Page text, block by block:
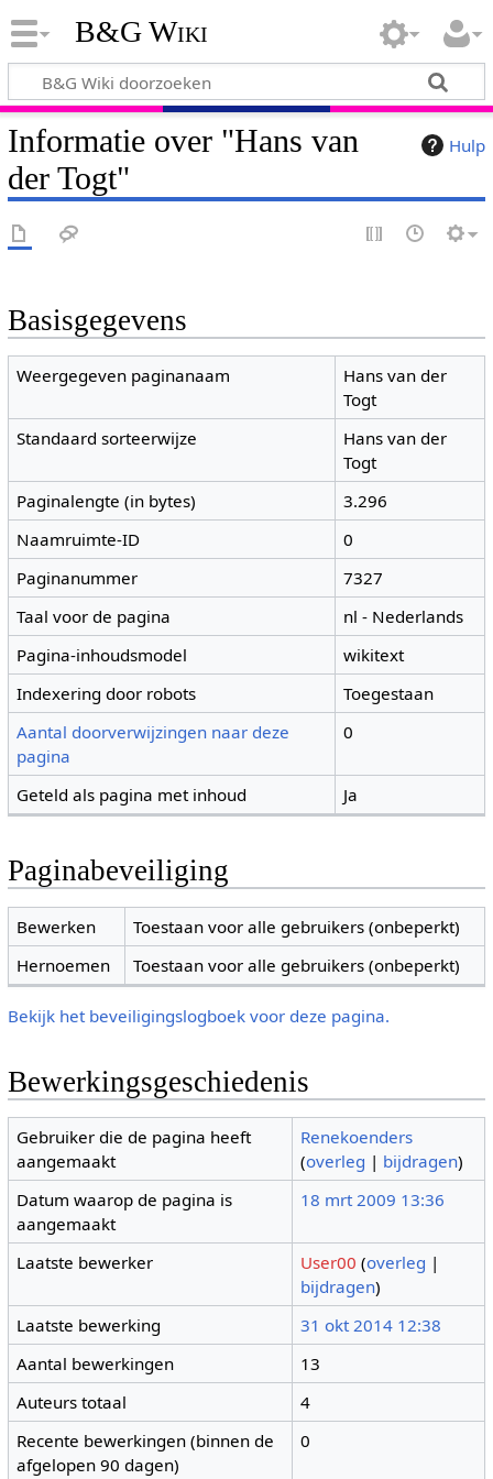
B&G Wiki
Hulp
Informatie over "Hans van
der Togt"
Basisgegevens
Weergegeven paginanaam
Hans van der
Togt
Standaard sorteerwijze
Hans van der
Togt
Paginalengte (in bytes)
3.296
Naamruimte-ID
0
Paginanummer
7327
Taal voor de pagina
nl - Nederlands
Pagina-inhoudsmodel
wikitext
Indexering door robots
Toegestaan
Aantal doorverwijzingen naar deze
pagina
0
Geteld als pagina met inhoud Ja
Paginabeveiliging
Bewerken
Toestaan voor alle gebruikers (onbeperkt)
Hernoemen
Toestaan voor alle gebruikers (onbeperkt)
Bekijk het beveiligingslogboek voor deze pagina.
Bewerkingsgeschiedenis
Gebruiker die de pagina heeft
aangemaakt
Renekoenders
(overleg | bijdragen)
Datum waarop de pagina is
aangemaakt
18 mrt 2009 13:36
Laatste bewerker User00 (overleg |
bijdragen)
Laatste bewerking
31 okt 2014 12:38
Aantal bewerkingen
13
Auteurs totaal
4
Recente bewerkingen (binnen de
afgelopen 90 dagen)
0